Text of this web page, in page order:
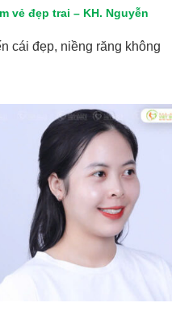
vẻ đẹp trai – KH. Nguyễn
cái đẹp, niềng răng không